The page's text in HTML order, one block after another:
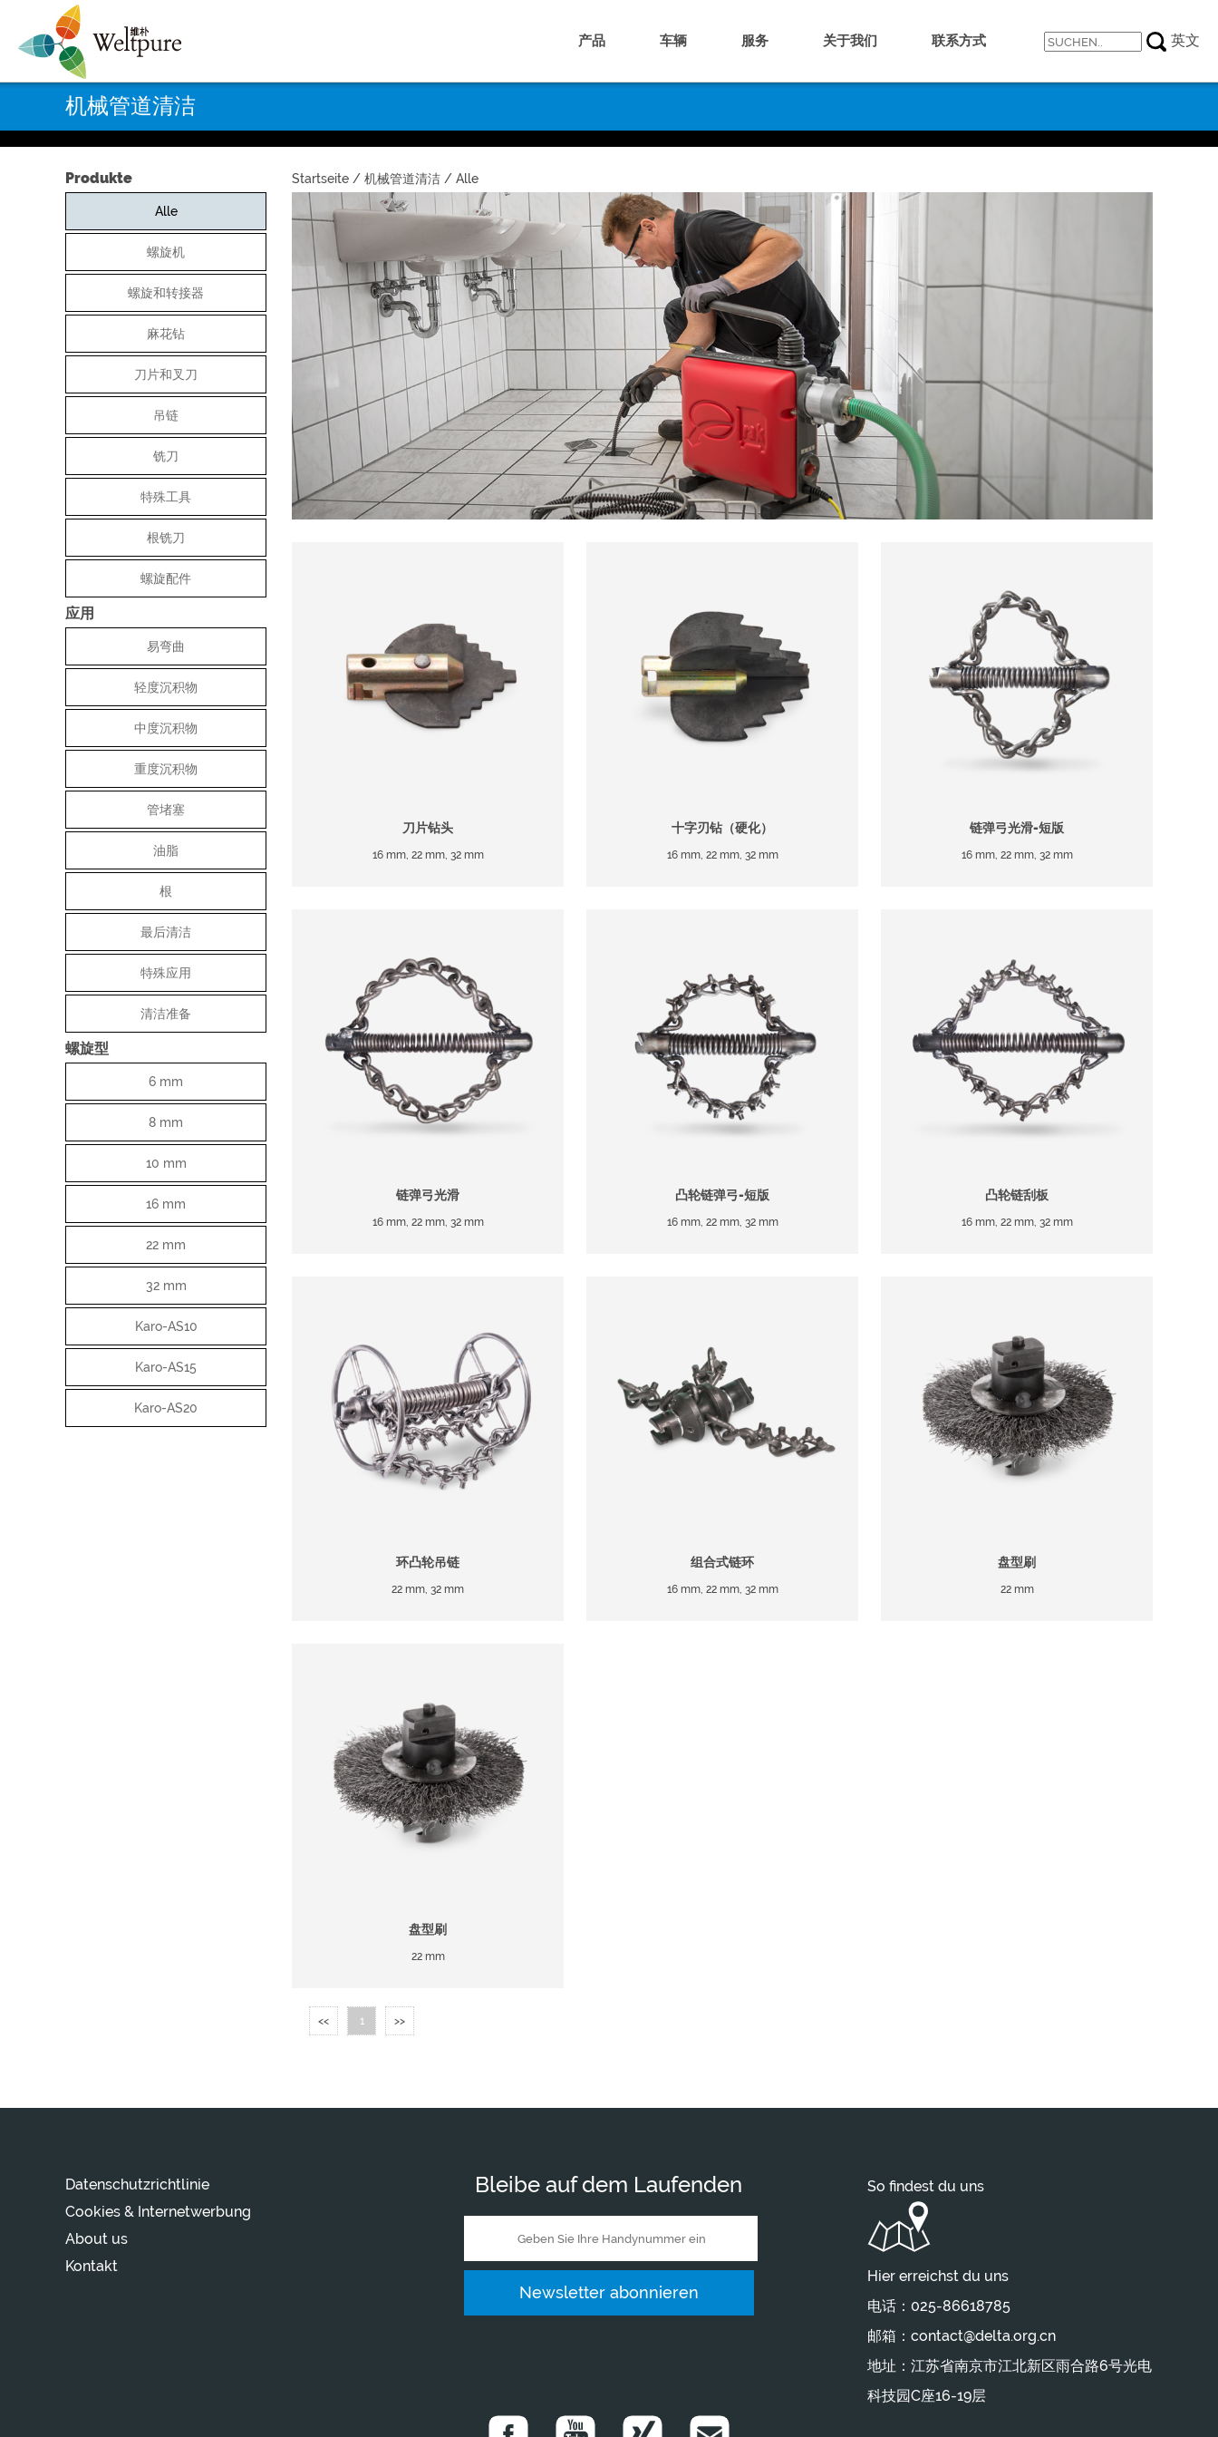
英文
产品 车辆 服务 关于我们 联系方式
机械管道清洁
Produkte
Alle
螺旋机
螺旋和转接器
麻花钻
刀片和叉刀
吊链
铣刀
特殊工具
根铣刀
螺旋配件
应用
易弯曲
轻度沉积物
中度沉积物
重度沉积物
管堵塞
油脂
根
最后清洁
特殊应用
清洁准备
螺旋型
6 mm
8 mm
10 mm
16 mm
22 mm
32 mm
Karo-AS10
Karo-AS15
Karo-AS20
Startseite / 机械管道清洁 / Alle
刀片钻头
16 mm, 22 mm, 32 mm
十字刃钻（硬化）
16 mm, 22 mm, 32 mm
链弹弓光滑-短版
16 mm, 22 mm, 32 mm
链弹弓光滑
16 mm, 22 mm, 32 mm
凸轮链弹弓-短版
16 mm, 22 mm, 32 mm
凸轮链刮板
16 mm, 22 mm, 32 mm
环凸轮吊链
22 mm, 32 mm
组合式链环
16 mm, 22 mm, 32 mm
盘型刷
22 mm
盘型刷
22 mm
<< 1 >>
Datenschutzrichtlinie
Cookies & Internetwerbung
About us
Kontakt
Bleibe auf dem Laufenden
Newsletter abonnieren
So findest du uns
Hier erreichst du uns
电话：025-86618785
邮箱：contact@delta.org.cn
地址：江苏省南京市江北新区雨合路6号光电
科技园C座16-19层